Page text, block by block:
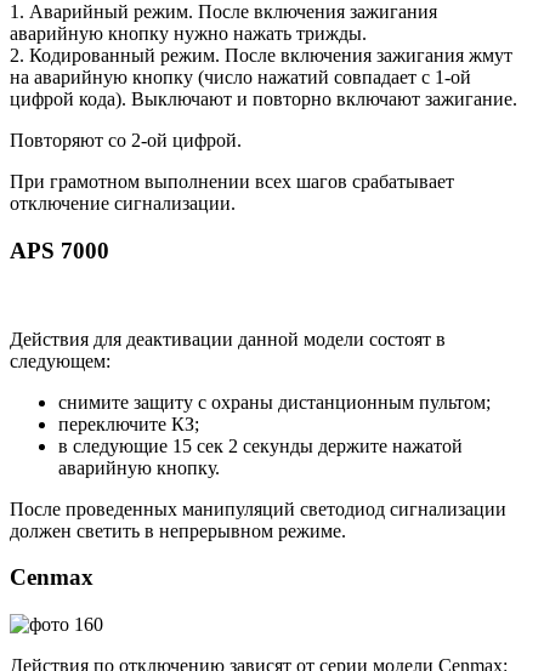
1. Аварийный режим. После включения зажигания
аварийную кнопку нужно нажать трижды.
2. Кодированный режим. После включения зажигания жмут
на аварийную кнопку (число нажатий совпадает с 1-ой
цифрой кода). Выключают и повторно включают зажигание.
Повторяют со 2-ой цифрой.
При грамотном выполнении всех шагов срабатывает
отключение сигнализации.
APS 7000
Действия для деактивации данной модели состоят в
следующем:
снимите защиту с охраны дистанционным пультом;
переключите КЗ;
в следующие 15 сек 2 секунды держите нажатой
аварийную кнопку.
После проведенных манипуляций светодиод сигнализации
должен светить в непрерывном режиме.
Cenmax
Действия по отключению зависят от серии модели Cenmax: